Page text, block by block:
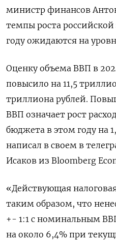
министр финансов
темпы роста
году ожидаются на
Оценку объема ВВП в
повысило на 11,5
триллиона рублей.
ВВП означает рост
бюджета в этом году на
написал в своем в
Исаков из Bloomberg
«Действующая
таким образом, что
+- 1:1 с номинальным
на около 6,4% при